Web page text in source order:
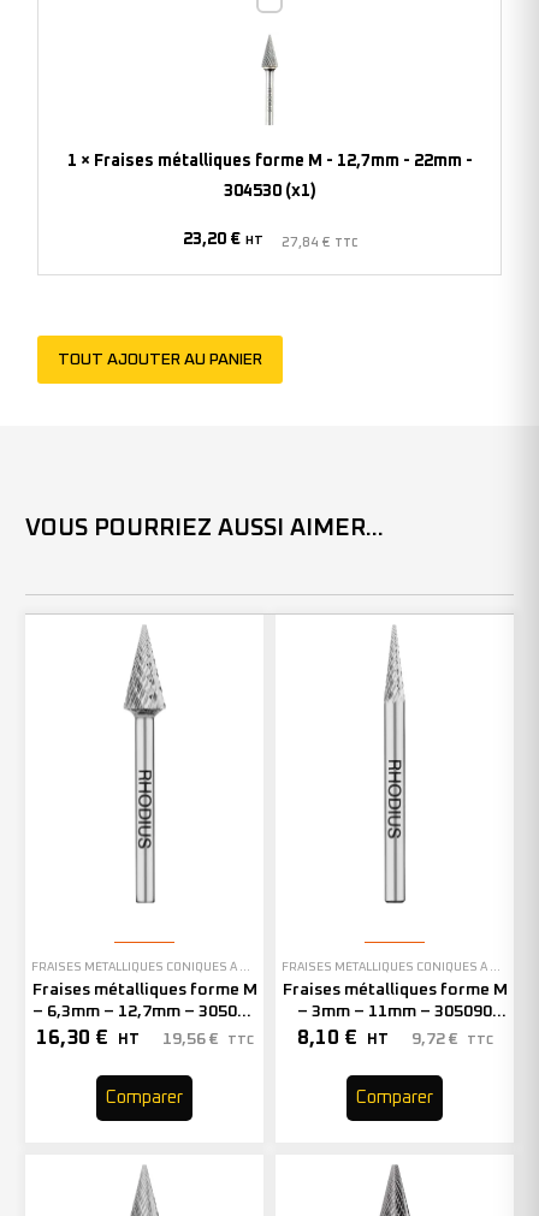
forme
-
1 × Fraises métalliques forme M - 12,7mm - 22mm -
304530 (x1)
23,20 € HT 27,84 € TTC
TOUT AJOUTER AU PANIER
VOUS POURRIEZ AUSSI AIMER...
FRAISES MÉTALLIQUES CONIQUES À BOUT POINTU
Fraises métalliques forme M
– 6,3mm – 12,7mm – 305091
(x1)
16,30 € HT 19,56 € TTC
Comparer
FRAISES MÉTALLIQUES CONIQUES À BOUT POINTU
Fraises métalliques forme M
– 3mm – 11mm – 305090
(x1)
8,10 € HT 9,72 € TTC
Comparer